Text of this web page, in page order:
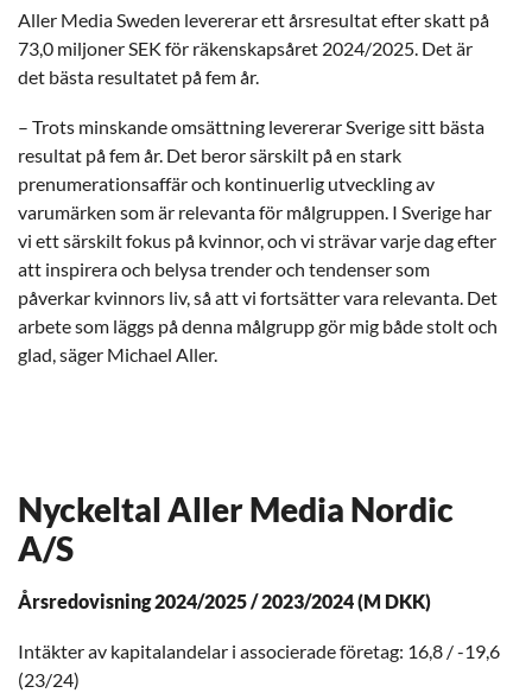
Aller Media Sweden levererar ett årsresultat efter skatt på
73,0 miljoner SEK för räkenskapsåret 2024/2025. Det är
det bästa resultatet på fem år.
– Trots minskande omsättning levererar Sverige sitt bästa
resultat på fem år. Det beror särskilt på en stark
prenumerationsaffär och kontinuerlig utveckling av
varumärken som är relevanta för målgruppen. I Sverige har
vi ett särskilt fokus på kvinnor, och vi strävar varje dag efter
att inspirera och belysa trender och tendenser som
påverkar kvinnors liv, så att vi fortsätter vara relevanta. Det
arbete som läggs på denna målgrupp gör mig både stolt och
glad, säger Michael Aller.
Nyckeltal Aller Media Nordic
A/S
Årsredovisning 2024/2025 / 2023/2024 (M DKK)
Intäkter av kapitalandelar i associerade företag: 16,8 / -19,6
(23/24)